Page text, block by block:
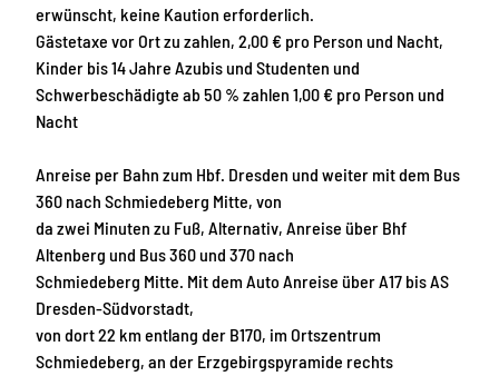
erwünscht, keine Kaution erforderlich.
Gästetaxe vor Ort zu zahlen, 2,00 € pro Person und Nacht,
Kinder bis 14 Jahre Azubis und Studenten und
Schwerbeschädigte ab 50 % zahlen 1,00 € pro Person und
Nacht
Anreise per Bahn zum Hbf. Dresden und weiter mit dem Bus
360 nach Schmiedeberg Mitte, von
da zwei Minuten zu Fuß, Alternativ, Anreise über Bhf
Altenberg und Bus 360 und 370 nach
Schmiedeberg Mitte. Mit dem Auto Anreise über A17 bis AS
Dresden-Südvorstadt,
von dort 22 km entlang der B170, im Ortszentrum
Schmiedeberg, an der Erzgebirgspyramide rechts